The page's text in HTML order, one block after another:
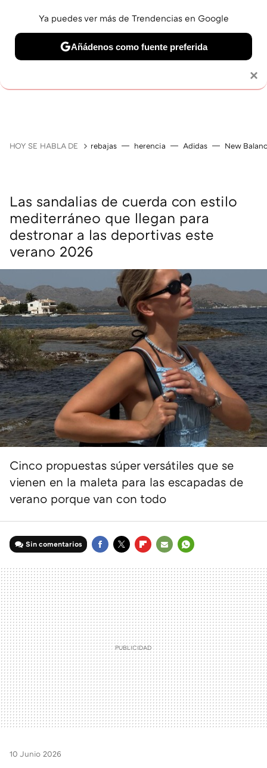
OFERTAS EN
HOY SE HABLA DE rebajas herencia Adidas New
Las sandalias de cuerda con estilo
mediterráneo que llegan para
destronar a las deportivas este
verano 2026
Cinco propuestas súper versátiles que se
vienen en la maleta para las escapadas de
verano porque van con todo
Sin comentarios
MAIL
10 Junio 2026
×
Ya puedes ver más de Trendencias en Google
Añádenos como fuente preferida